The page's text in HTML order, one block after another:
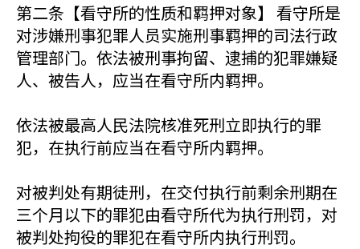
第二条【看守所的性质和羁押对象】 看守所是
对涉嫌刑事犯罪人员实施刑事羁押的司法行政
管理部门。依法被刑事拘留、逮捕的犯罪嫌疑
人、被告人，应当在看守所内羁押。
依法被最高人民法院核准死刑立即执行的罪
犯，在执行前应当在看守所内羁押。
对被判处有期徒刑，在交付执行前剩余刑期在
三个月以下的罪犯由看守所代为执行刑罚，对
被判处拘役的罪犯在看守所内执行刑罚。